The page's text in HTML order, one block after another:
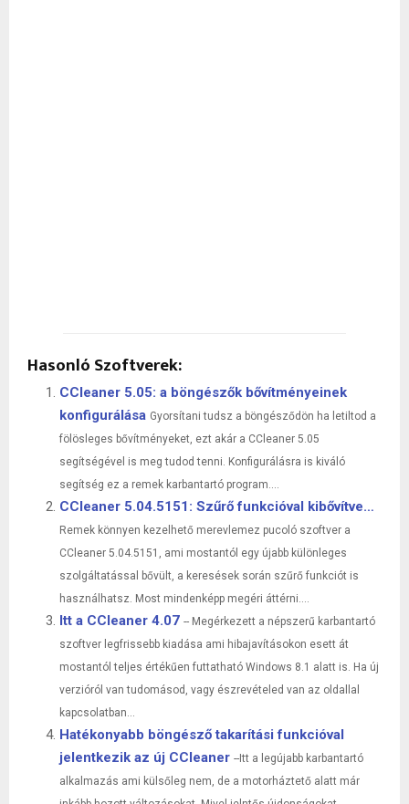
Hasonló Szoftverek:
CCleaner 5.05: a böngészők bővítményeinek
konfigurálása Gyorsítani tudsz a böngésződön ha letiltod a
fölösleges bővítményeket, ezt akár a CCleaner 5.05
segítségével is meg tudod tenni. Konfigurálásra is kiváló
segítség ez a remek karbantartó program....
CCleaner 5.04.5151: Szűrő funkcióval kibővítve…
Remek könnyen kezelhető merevlemez pucoló szoftver a
CCleaner 5.04.5151, ami mostantól egy újabb különleges
szolgáltatással bővült, a keresések során szűrő funkciót is
használhatsz. Most mindenképp megéri áttérni....
Itt a CCleaner 4.07 -- Megérkezett a népszerű karbantartó
szoftver legfrissebb kiadása ami hibajavításokon esett át
mostantól teljes értékűen futtatható Windows 8.1 alatt is. Ha új
verzióról van tudomásod, vagy észrevételed van az oldallal
kapcsolatban...
Hatékonyabb böngésző takarítási funkcióval
jelentkezik az új CCleaner --Itt a legújabb karbantartó
alkalmazás ami külsőleg nem, de a motorháztető alatt már